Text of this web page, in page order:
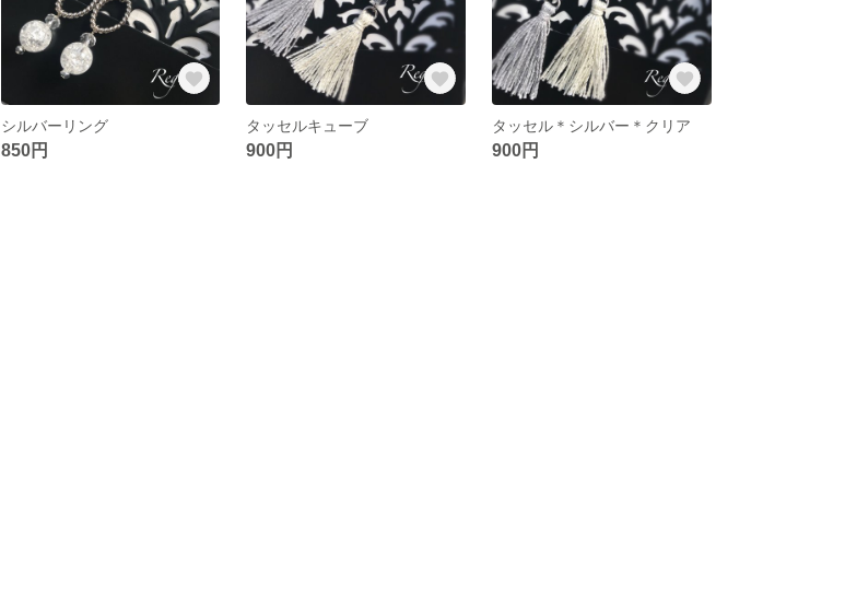
シルバーリング
850円
タッセルキューブ
900円
タッセル＊シルバー＊クリア
900円